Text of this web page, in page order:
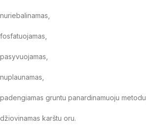
nuriebalinamas,
fosfatuojamas,
pasyvuojamas,
nuplaunamas,
padengiamas gruntu panardinamuoju metodu,
džiovinamas karštu oru.